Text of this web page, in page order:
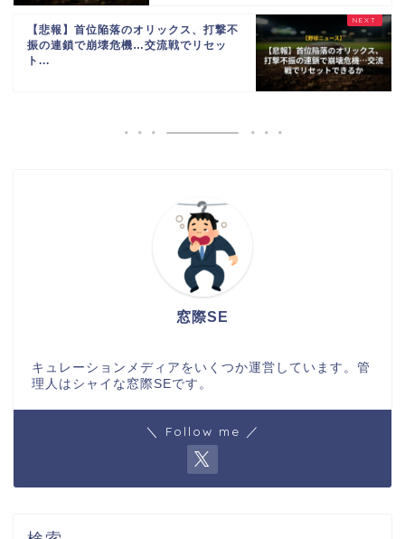
【悲報】首位陥落のオリックス、打撃不
振の連鎖で崩壊危機…交流戦でリセッ
ト...
窓際SE
キュレーションメディアをいくつか運営しています。管
理人はシャイな窓際SEです。
＼ Follow me ／